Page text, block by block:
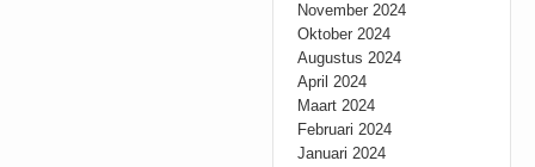
November 2024
Oktober 2024
Augustus 2024
April 2024
Maart 2024
Februari 2024
Januari 2024